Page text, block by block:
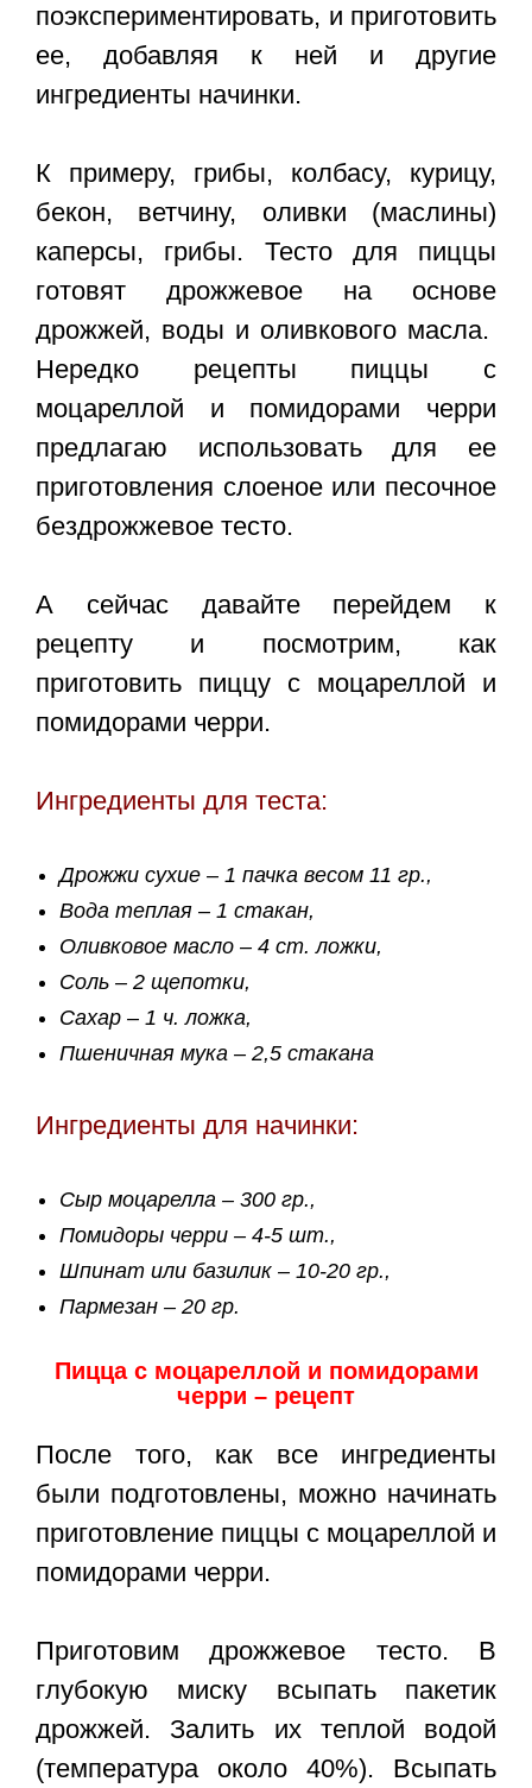
поэкспериментировать, и приготовить
ее, добавляя к ней и другие
ингредиенты начинки.
К примеру, грибы, колбасу, курицу,
бекон, ветчину, оливки (маслины)
каперсы, грибы. Тесто для пиццы
готовят дрожжевое на основе
дрожжей, воды и оливкового масла.
Нередко рецепты пиццы с
моцареллой и помидорами черри
предлагаю использовать для ее
приготовления слоеное или песочное
бездрожжевое тесто.
А сейчас давайте перейдем к
рецепту и посмотрим, как
приготовить пиццу с моцареллой и
помидорами черри.
Ингредиенты для теста:
Дрожжи сухие – 1 пачка весом 11 гр.,
Вода теплая – 1 стакан,
Оливковое масло – 4 ст. ложки,
Соль – 2 щепотки,
Сахар – 1 ч. ложка,
Пшеничная мука – 2,5 стакана
Ингредиенты для начинки:
Сыр моцарелла – 300 гр.,
Помидоры черри – 4-5 шт.,
Шпинат или базилик – 10-20 гр.,
Пармезан – 20 гр.
Пицца с моцареллой и помидорами
черри – рецепт
После того, как все ингредиенты
были подготовлены, можно начинать
приготовление пиццы с моцареллой и
помидорами черри.
Приготовим дрожжевое тесто. В
глубокую миску всыпать пакетик
дрожжей. Залить их теплой водой
(температура около 40%). Всыпать